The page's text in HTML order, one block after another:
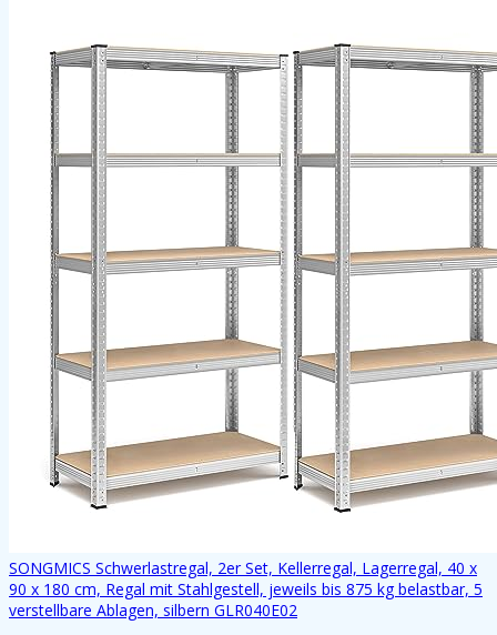
SONGMICS Schwerlastregal, 2er Set, Kellerregal, Lagerregal, 40 x
90 x 180 cm, Regal mit Stahlgestell, jeweils bis 875 kg belastbar, 5
verstellbare Ablagen, silbern GLR040E02